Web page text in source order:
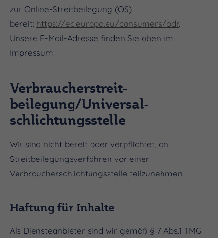
zur Online-Streitbeilegung (OS)
bereit: https://ec.europa.eu/consumers/odr.
Unsere E-Mail-Adresse finden Sie oben im
Impressum.
Verbraucher­streit­
beilegung/Universal­
schlichtungs­stelle
Wir sind nicht bereit oder verpflichtet, an
Streitbeilegungsverfahren vor einer
Verbraucherschlichtungsstelle teilzunehmen.
Haftung für Inhalte
Als Diensteanbieter sind wir gemäß § 7 Abs.1 TMG